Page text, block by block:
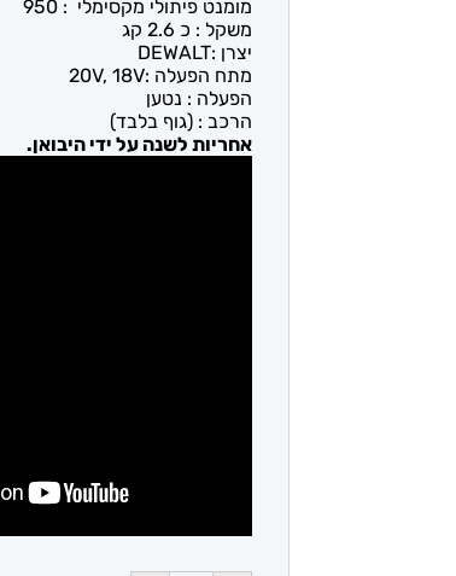
מומנט פיתולי מקסימלי : 950
משקל : כ 2.6 קג
יצרן :DEWALT
מתח הפעלה :20V, 18V
הפעלה : נטען
הרכב : (גוף בלבד)
אחריות לשנה על ידי היבואן.